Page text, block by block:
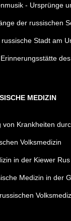
- Ursprünge
der russischen
Stadt am
MEDIZIN
von Krankheiten
Volksmedizin
in der Kiewer Rus
Medizin in der